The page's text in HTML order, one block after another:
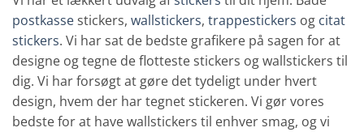
postkassestickers, wallstickers, trappestickers og citat
stickers. Vi har sat de bedste grafikere på sagen for at
designe og tegne de flotteste stickers og wallstickers til
dig. Vi har forsøgt at gøre det tydeligt under hvert
design, hvem der har tegnet stickeren. Vi gør vores
bedste for at have wallstickers til enhver smag, og vi